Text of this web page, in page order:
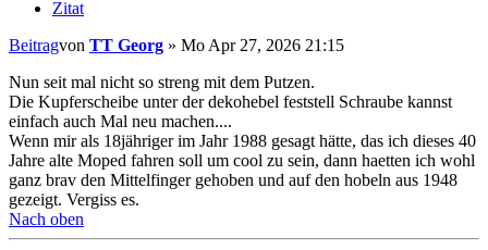
Zitat
Beitragvon TT Georg » Mo Apr 27, 2026 21:15
Nun seit mal nicht so streng mit dem Putzen.
Die Kupferscheibe unter der dekohebel feststell Schraube kannst
einfach auch Mal neu machen....
Wenn mir als 18jähriger im Jahr 1988 gesagt hätte, das ich dieses 40
Jahre alte Moped fahren soll um cool zu sein, dann haetten ich wohl
ganz brav den Mittelfinger gehoben und auf den hobeln aus 1948
gezeigt. Vergiss es.
Nach oben